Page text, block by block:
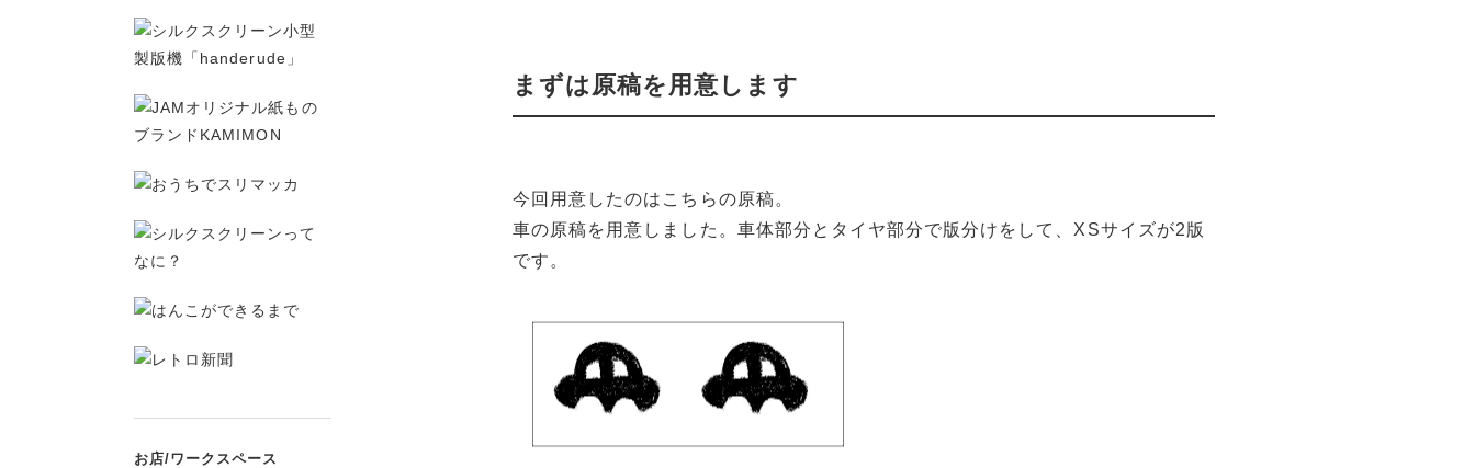
まずは原稿を用意します
今回用意したのはこちらの原稿。
車の原稿を用意しました。車体部分とタイヤ部分で版分けをして、XSサイズが2版
です。
お店/ワークスペース